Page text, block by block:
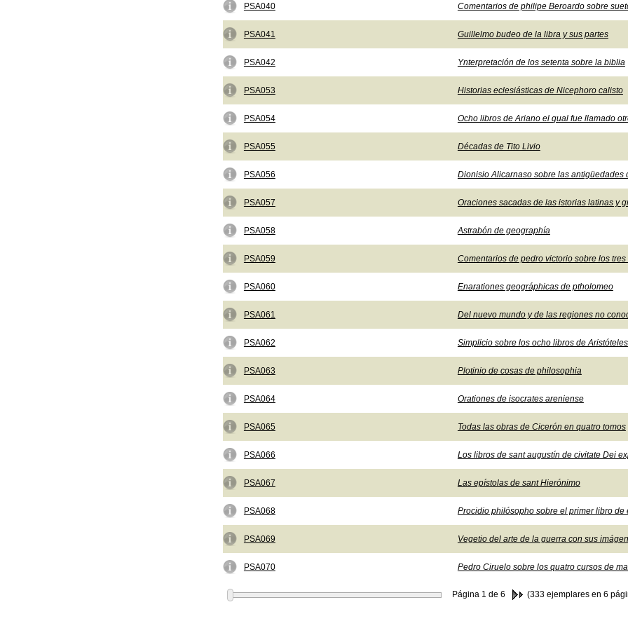
PSA040 Comentarios de philipe Beroardo sobre
PSA041 Guillelmo budeo de la libra y sus partes
PSA042 Ynterpretación de los setenta sobre la biblia
PSA053 Historias eclesiásticas de Nicephoro calisto
PSA054 Ocho libros de Ariano el qual fue llamado
PSA055 Décadas de Tito Livio
PSA056 Dionisio Alicarnaso sobre las antigüedades
PSA057 Oraciones sacadas de las istorias latinas y
PSA058 Astrabón de geographía
PSA059 Comentarios de pedro victorio sobre los
PSA060 Enarationes geográphicas de ptholomeo
PSA061 Del nuevo mundo y de las regiones no
PSA062 Simplicio sobre los ocho libros de
PSA063 Plotinio de cosas de philosophia
PSA064 Orationes de isocrates areniense
PSA065 Todas las obras de Cicerón en quatro tomos
PSA066 Los libros de sant augustín de civitate Dei
PSA067 Las epístolas de sant Hierónimo
PSA068 Procidio philósopho sobre el primer libro de
PSA069 Vegetio del arte de la guerra con sus
PSA070 Pedro Ciruelo sobre los quatro cursos de
Página 1 de 6 (333 ejemplares en 6